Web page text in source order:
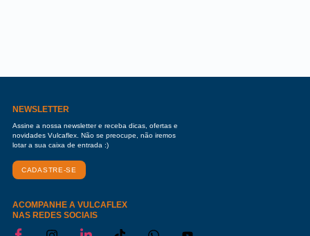
NEWSLETTER
Assine a nossa newsletter e receba dicas, ofertas e
novidades Vulcaflex. Não se preocupe, não iremos
lotar a sua caixa de entrada :)
CADASTRE-SE
ACOMPANHE A VULCAFLEX
NAS REDES SOCIAIS